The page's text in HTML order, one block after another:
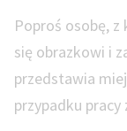
Poproś osobę, z
się obrazkowi i
przedstawia
przypadku